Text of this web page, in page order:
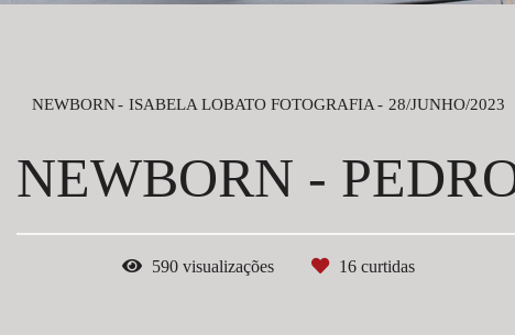
NEWBORN ISABELA LOBATO FOTOGRAFIA 28/JUNHO/2023
NEWBORN -
590 visualizações 16 curtidas